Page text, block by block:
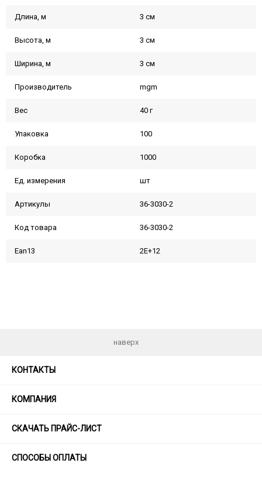
Длина, м 3 см
Высота, м 3 см
Ширина, м 3 см
Производитель mgm
Вес 40 г
Упаковка 100
Коробка 1000
Ед. измерения шт
Артикулы 36-3030-2
Код товара 36-3030-2
Ean13 2E+12
наверх
КОНТАКТЫ
КОМПАНИЯ
СКАЧАТЬ ПРАЙС-ЛИСТ
СПОСОБЫ ОПЛАТЫ